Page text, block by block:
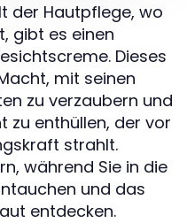
der Hautpflege, wo
gibt es einen
Dieses
mit seinen
zu verzaubern und
zu enthüllen, der vor
strahlt.
während Sie in die
und das
entdecken.